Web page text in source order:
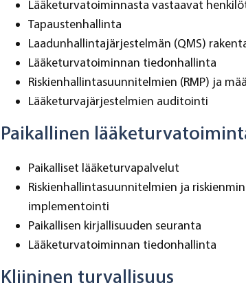
Lääketurvatoiminnasta vastaavat
Tapaustenhallinta
Laadunhallintajärjestelmän (QMS)
Lääketurvatoiminnan tiedonhallinta
Riskienhallintasuunnitelmien (RMP) ja
Lääketurvajärjestelmien auditointi
Paikallinen
Paikalliset lääketurvapalvelut
Riskienhallintasuunnitelmien ja
implementointi
Paikallisen kirjallisuuden seuranta
Lääketurvatoiminnan tiedonhallinta
Kliininen turvallisuus